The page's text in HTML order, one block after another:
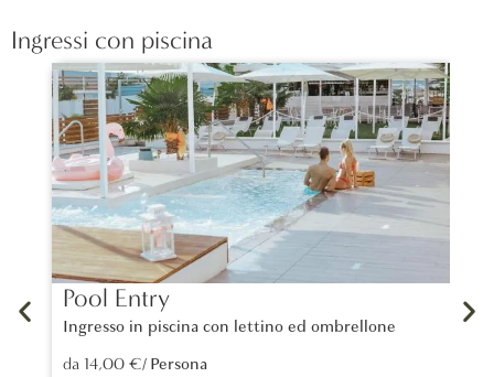
Ingressi con piscina
Pool Entry
Ingresso in piscina con lettino ed ombrellone
da 14,00 €/ Persona